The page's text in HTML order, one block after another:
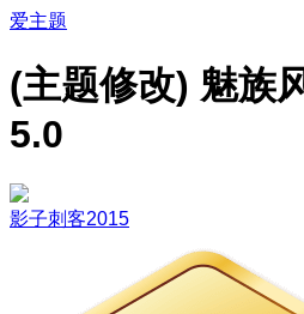
爱主题
(主题修改) 魅族
5.0
影子刺客2015